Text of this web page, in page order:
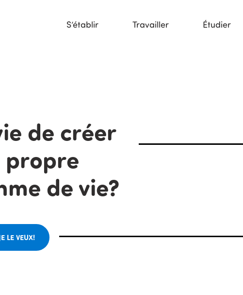
S’établir Travailler Étudier
de créer
propre
de vie?
LE VEUX!